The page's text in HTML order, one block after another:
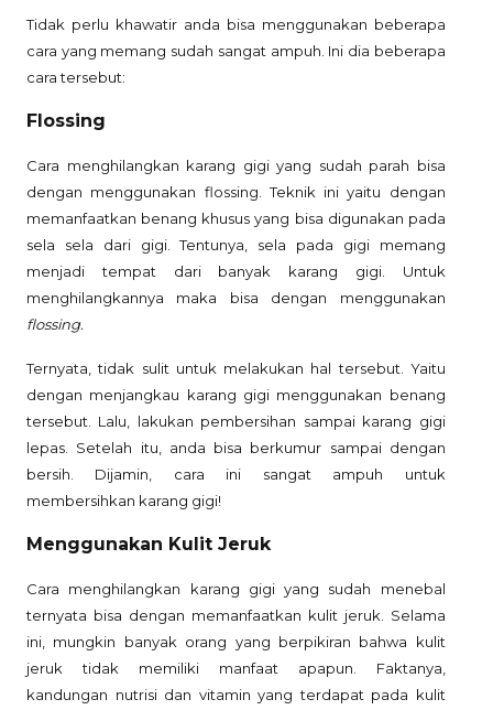
Tidak perlu khawatir anda bisa menggunakan beberapa
cara yang memang sudah sangat ampuh. Ini dia beberapa
cara tersebut:
Flossing
Cara menghilangkan karang gigi yang sudah parah bisa
dengan menggunakan flossing. Teknik ini yaitu dengan
memanfaatkan benang khusus yang bisa digunakan pada
sela sela dari gigi. Tentunya, sela pada gigi memang
menjadi tempat dari banyak karang gigi. Untuk
menghilangkannya maka bisa dengan menggunakan
flossing.
Ternyata, tidak sulit untuk melakukan hal tersebut. Yaitu
dengan menjangkau karang gigi menggunakan benang
tersebut. Lalu, lakukan pembersihan sampai karang gigi
lepas. Setelah itu, anda bisa berkumur sampai dengan
bersih. Dijamin, cara ini sangat ampuh untuk
membersihkan karang gigi!
Menggunakan Kulit Jeruk
Cara menghilangkan karang gigi yang sudah menebal
ternyata bisa dengan memanfaatkan kulit jeruk. Selama
ini, mungkin banyak orang yang berpikiran bahwa kulit
jeruk tidak memiliki manfaat apapun. Faktanya,
kandungan nutrisi dan vitamin yang terdapat pada kulit